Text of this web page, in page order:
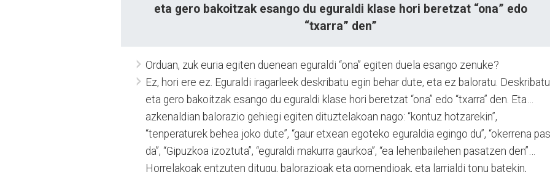
eta gero bakoitzak esango du eguraldi klase hori beretzat “ona” edo
“txarra” den”
Orduan, zuk euria egiten duenean eguraldi “ona” egiten duela esango zenuke?
Ez, hori ere ez. Eguraldi iragarleek deskribatu egin behar dute, eta ez baloratu.
eta gero bakoitzak esango du eguraldi klase hori beretzat “ona” edo “txarra” den. Eta…
azkenaldian balorazio gehiegi egiten dituztelakoan nago: “kontuz hotzarekin”,
“tenperaturek behea joko dute”, “gaur etxean egoteko eguraldia egingo du”, “okerrena
da”, “Gipuzkoa izoztuta”, “eguraldi makurra gaurkoa”, “ea lehenbailehen pasatzen den”…
Horrelakoak entzuten ditugu, balorazioak eta gomendioak, eta larrialdi tonu batekin,